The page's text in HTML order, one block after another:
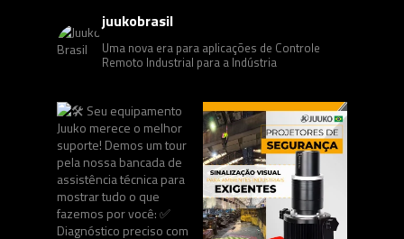
juukobrasil
Uma nova era para aplicações de Controle
Remoto Industrial para a Indústria